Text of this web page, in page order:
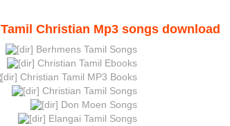
Tamil Christian Mp3 songs download
Berhmens Tamil Songs
Christian Tamil Ebooks
Christian Tamil MP3 Books
Christian Tamil Songs
Don Moen Songs
Elangai Tamil Songs